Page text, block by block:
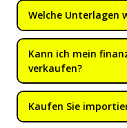
Welche Unterlagen
Kann ich mein
verkaufen?
Kaufen Sie